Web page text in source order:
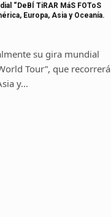
“DeBÍ TiRAR MáS FOToS
Europa, Asia y Oceanía.
su gira mundial
Tour”, que recorrerá
y…